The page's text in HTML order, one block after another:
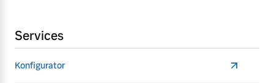
Services
Konfigurator